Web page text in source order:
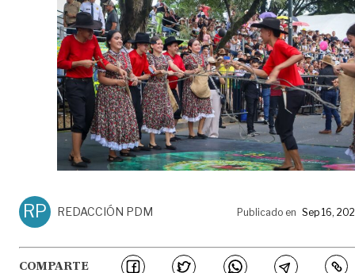
RP REDACCIÓN PDM Publicado en Sep 16,
COMPARTE